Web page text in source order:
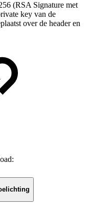
(RSA Signature met
key van de
over de header en